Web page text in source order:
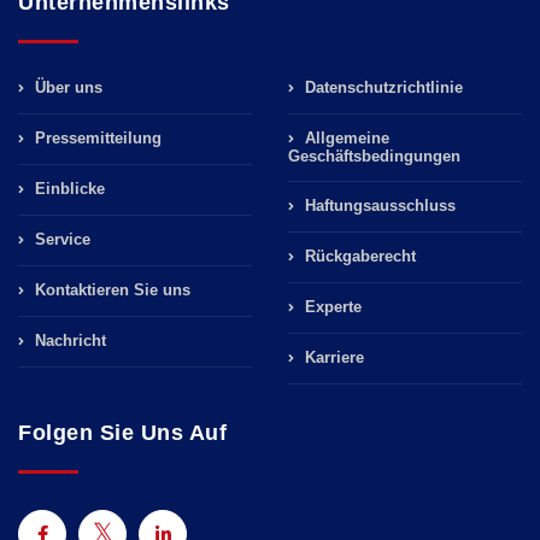
Über uns
Pressemitteilung
Einblicke
Service
Kontaktieren Sie uns
Nachricht
Datenschutzrichtlinie
Allgemeine
Geschäftsbedingungen
Haftungsausschluss
Rückgaberecht
Experte
Karriere
Folgen Sie Uns Auf